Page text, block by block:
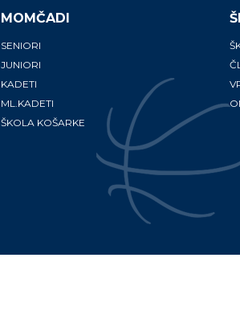
MOMČADI
SENIORI
JUNIORI
KADETI
ML.KADETI
ŠKOLA KOŠARKE